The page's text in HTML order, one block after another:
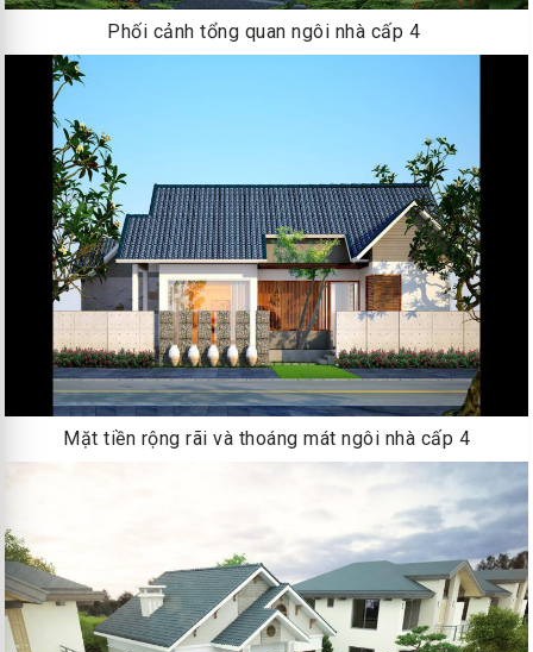
Phối cảnh tổng quan ngôi nhà cấp 4
Mặt tiền rộng rãi và thoáng mát ngôi nhà cấp 4